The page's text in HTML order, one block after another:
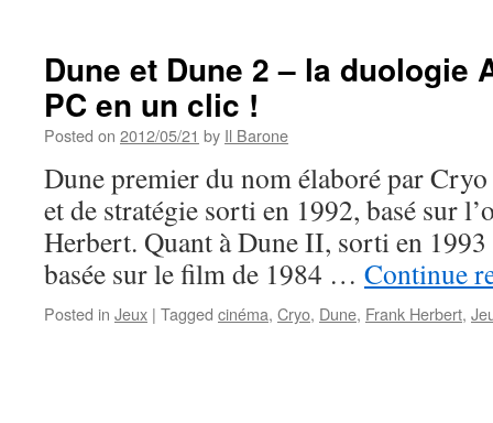
Dune et Dune 2 – la duologie
PC en un clic !
Posted on 2012/05/21 by Il Barone
Dune premier du nom élaboré par Cryo
et de stratégie sorti en 1992, basé sur
Herbert. Quant à Dune II, sorti en
basée sur le film de 1984 … Continue
Posted in Jeux | Tagged cinéma, Cryo, Dune, Frank Herbert,